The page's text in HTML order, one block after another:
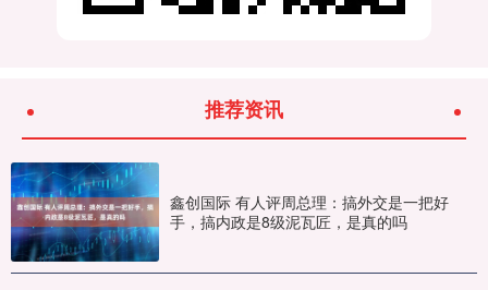
推荐资讯
鑫创国际 有人评周总理：搞外交是一把好
手，搞内政是8级泥瓦匠，是真的吗